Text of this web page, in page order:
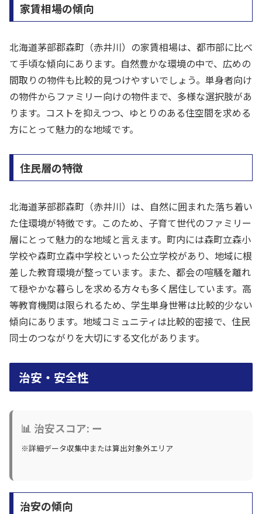
家賃相場の傾向
北海道茅部郡森町（赤井川）の家賃相場は、都市部に比べ
て手頃な傾向にあります。自然豊かな環境の中で、広めの
間取りの物件も比較的見つけやすいでしょう。単身者向け
の物件からファミリー向けの物件まで、多様な選択肢があ
ります。コストを抑えつつ、ゆとりのある住空間を求める
方にとって魅力的な地域です。
住民層の特徴
北海道茅部郡森町（赤井川）は、自然に囲まれた落ち着い
た住環境が特徴です。このため、子育て世代のファミリー
層にとって魅力的な地域と言えます。町内には森町立森小
学校や森町立森中学校といった公立学校があり、地域に根
差した教育環境が整っています。また、都会の喧騒を離れ
て穏やかな暮らしを求める方々も多く居住しています。高
等教育機関は限られるため、学生単身世帯は比較的少ない
傾向にあります。地域コミュニティは比較的密接で、住民
同士のつながりを大切にする文化があります。
治安・安全性
📊 治安スコア: ー
※詳細データ収集中または算出対象外エリア
治安の傾向